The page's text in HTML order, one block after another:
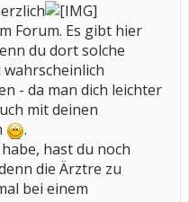
Forum. Es gibt hier
du dort solche
- da man dich leichter
mit deinen
.
hast du noch
die Ärztre zu
bei einem